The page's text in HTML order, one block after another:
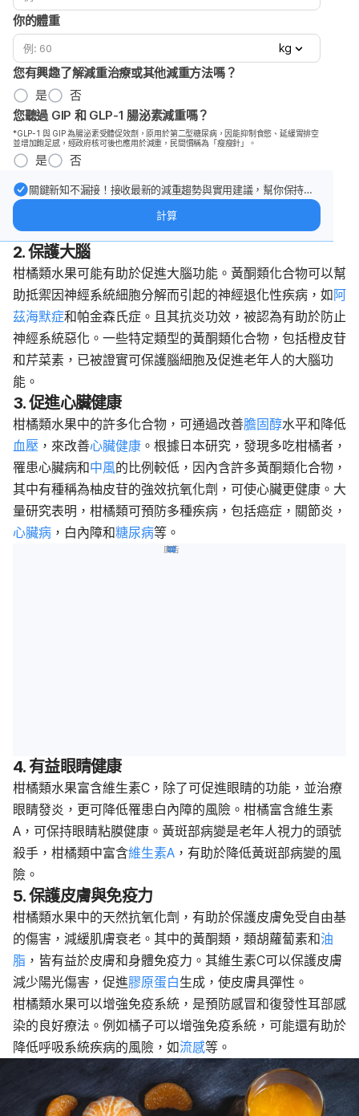
你的體重
kg
您有興趣了解減重治療或其他減重方法嗎？
是
否
您聽過 GIP 和 GLP-1 腸泌素減重嗎？
*GLP-1 與 GIP 為腸泌素受體促效劑，原用於第二型糖尿病，因能抑制食慾、延緩胃排空
並增加飽足感，經政府核可後也應用於減重，民間慣稱為「瘦瘦針」。
是 否
關鍵新知不漏接！接收最新的減重趨勢與實用建議，幫你保持最
計算
2. 保護大腦
柑橘類水果可能有助於促進大腦功能。黃酮類化合物可以幫
助抵禦因神經系統細胞分解而引起的神經退化性疾病，如阿
茲海默症和帕金森氏症。且其抗炎功效，被認為有助於防止
神經系統惡化。一些特定類型的黃酮類化合物，包括橙皮苷
和芹菜素，已被證實可保護腦細胞及促進老年人的大腦功
能。
3. 促進心臟健康
柑橘類水果中的許多化合物，可通過改善膽固醇水平和降低
血壓 ，來改善心臟健康 。根據日本研究，發現多吃柑橘者，
罹患心臟病和中風的比例較低，因內含許多黃酮類化合物，
其中有種稱為柚皮苷的強效抗氧化劑，可使心臟更健康。大
量研究表明，柑橘類可預防多種疾病，包括癌症，關節炎，
心臟病 ，白內障和糖尿病等。
廣告
4. 有益眼睛健康
柑橘類水果富含維生素C，除了可促進眼睛的功能，並治療
眼睛發炎，更可降低罹患白內障的風險。柑橘富含維生素
A，可保持眼睛粘膜健康。黃斑部病變是老年人視力的頭號
殺手，柑橘類中富含維生素A ，有助於降低黃斑部病變的風
險。
5. 保護皮膚與免疫力
柑橘類水果中的天然抗氧化劑，有助於保護皮膚免受自由基
的傷害，減緩肌膚衰老。其中的黃酮類，類胡蘿蔔素和油
脂 ，皆有益於皮膚和身體免疫力。其維生素C可以保護皮膚
減少陽光傷害，促進膠原蛋白生成，使皮膚具彈性。
柑橘類水果可以增強免疫系統，是預防感冒和復發性耳部感
染的良好療法。例如橘子可以增強免疫系統，可能還有助於
降低呼吸系統疾病的風險，如流感等。